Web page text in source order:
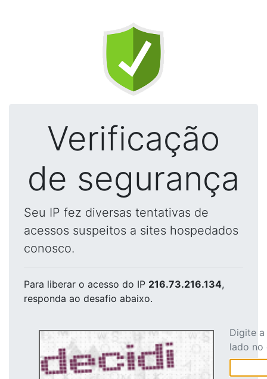
Verificação
de segurança
Seu IP fez diversas tentativas de
acessos suspeitos a sites hospedados
conosco.
Para liberar o acesso do IP 216.73.216.134,
responda ao desafio abaixo.
Digite
lado no